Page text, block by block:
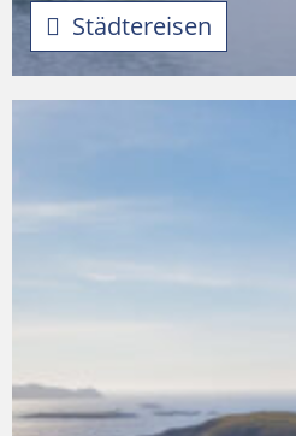
Städtereisen